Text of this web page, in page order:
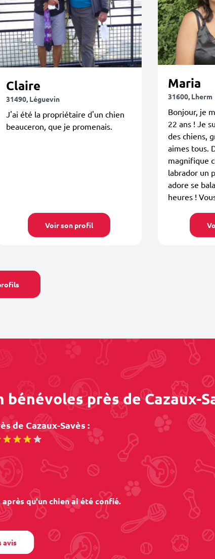
Claire
31490, Léguevin
J'ai été la propriétaire d'un chien
beauceron, que je promenais.
Voir son profil
Maria
31600, Lherm
Bonjour, je
22 ans ! Je
des chiens,
aimes tous.
magnifique
labrador un
adore se
heures !
près de Cazaux-
de Cazaux-Savès :
qu'un chien ai été confié.
avis